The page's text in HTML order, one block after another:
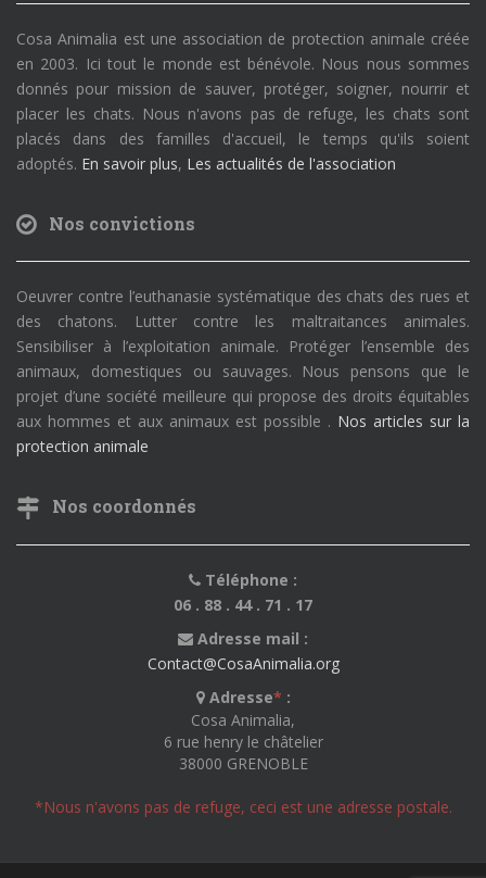
Cosa Animalia est une association de protection animale créée
en 2003. Ici tout le monde est bénévole. Nous nous sommes
donnés pour mission de sauver, protéger, soigner, nourrir et
placer les chats. Nous n'avons pas de refuge, les chats sont
placés dans des familles d'accueil, le temps qu'ils soient
adoptés. En savoir plus, Les actualités de l'association
Nos convictions
Oeuvrer contre l’euthanasie systématique des chats des rues et
des chatons. Lutter contre les maltraitances animales.
Sensibiliser à l’exploitation animale. Protéger l’ensemble des
animaux, domestiques ou sauvages. Nous pensons que le
projet d’une société meilleure qui propose des droits équitables
aux hommes et aux animaux est possible . Nos articles sur la
protection animale
Nos coordonnés
Téléphone :
06 . 88 . 44 . 71 . 17
Adresse mail :
Contact@CosaAnimalia.org
Adresse* :
Cosa Animalia,
6 rue henry le châtelier
38000 GRENOBLE
*Nous n'avons pas de refuge, ceci est une adresse postale.